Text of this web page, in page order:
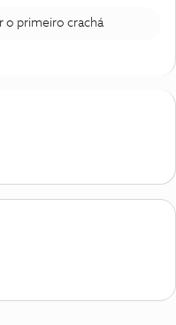
o primeiro crachá